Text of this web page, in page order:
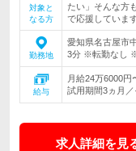
対象と
なる方
たい」そんな方
で応援していま
勤務地
愛知県名古屋市
3分 ※転勤なし
給与
月給24万6000
試用期間3ヵ月
求人詳細を見